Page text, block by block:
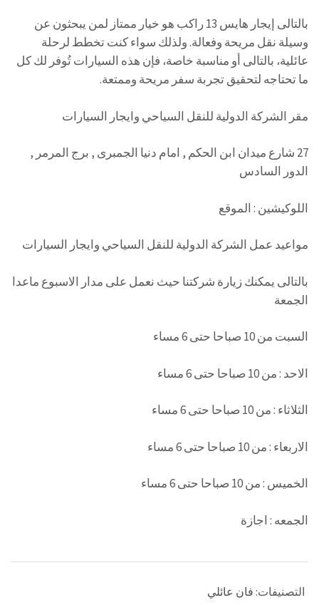
بالتالى إيجار هايس 13 راكب هو خيار ممتاز لمن يبحثون عن
وسيلة نقل مريحة وفعالة. ولذلك سواء كنت تخطط لرحلة
عائلية، بالتالى أو مناسبة خاصة، فإن هذه السيارات تُوفر لك كل
ما تحتاجه لتحقيق تجربة سفر مريحة وممتعة.
مقر الشركة الدولية للنقل السياحي وايجار السيارات
27 شارع ميدان ابن الحكم , امام دنيا الجمبرى , برج المرمر ,
الدور السادس
اللوكيشين : الموقع
مواعيد عمل الشركة الدولية للنقل السياحي وايجار السيارات
بالتالى يمكنك زيارة شركتنا حيث نعمل على مدار الاسبوع ماعدا
الجمعة
السبت من 10 صباحا حتى 6 مساء
الاحد : من 10 صباحا حتى 6 مساء
الثلاثاء : من 10 صباحا حتى 6 مساء
الاربعاء : من 10 صباحا حتى 6 مساء
الخميس : من 10 صباحا حتى 6 مساء
الجمعه : اجازة
التصنيفات: فان عائلي